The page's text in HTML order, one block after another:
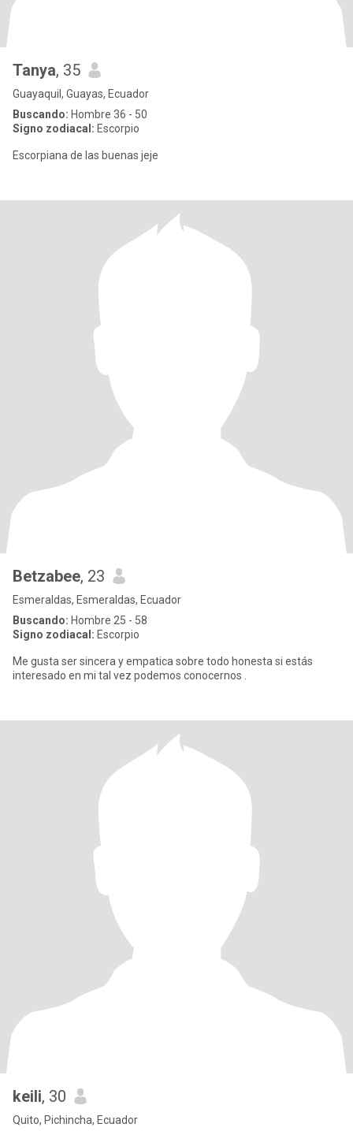
Tanya, 35
Guayaquil, Guayas, Ecuador
Buscando: Hombre 36 - 50
Signo zodiacal: Escorpio
Escorpiana de las buenas jeje
Betzabee, 23
Esmeraldas, Esmeraldas, Ecuador
Buscando: Hombre 25 - 58
Signo zodiacal: Escorpio
Me gusta ser sincera y empatica sobre todo honesta si estás
keili, 30
Quito, Pichincha, Ecuador